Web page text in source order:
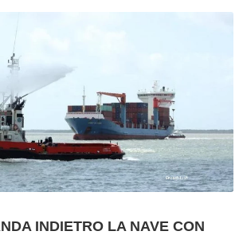
INDIETRO LA NAVE CON